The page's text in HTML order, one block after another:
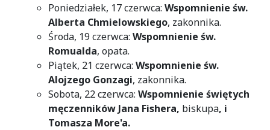
Poniedziałek, 17 czerwca: Wspomnienie św.
Alberta Chmielowskiego, zakonnika.
Środa, 19 czerwca: Wspomnienie św.
Romualda, opata.
Piątek, 21 czerwca: Wspomnienie św.
Alojzego Gonzagi, zakonnika.
Sobota, 22 czerwca: Wspomnienie świętych
męczenników Jana Fishera, biskupa, i
Tomasza More'a.